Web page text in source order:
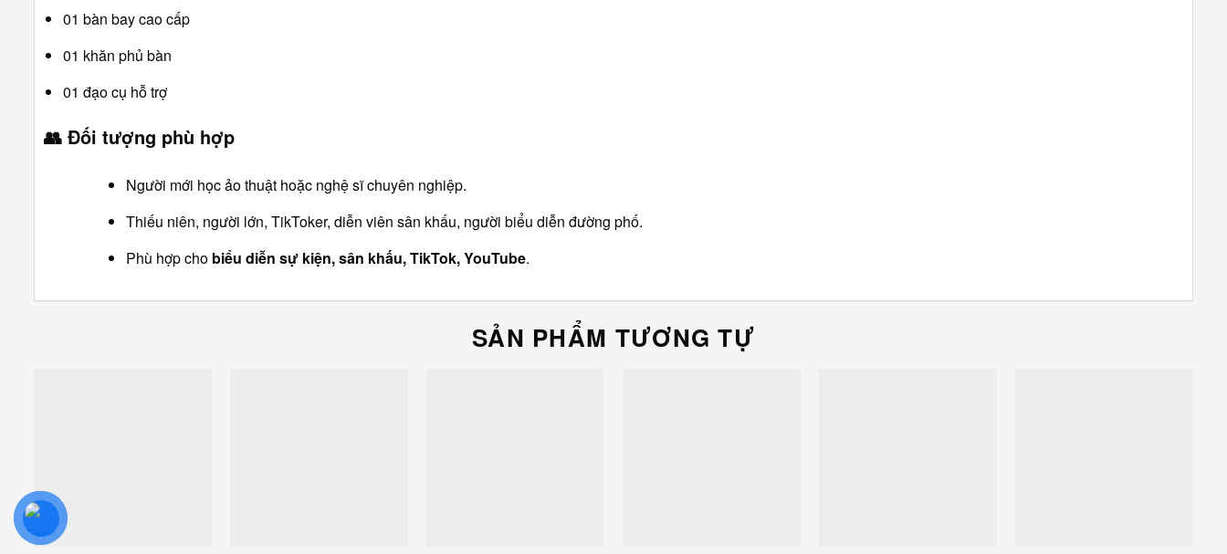
01 bàn bay cao cấp
01 khăn phủ bàn
01 đạo cụ hỗ trợ
👥 Đối tượng phù hợp
Người mới học ảo thuật hoặc nghệ sĩ chuyên nghiệp.
Thiếu niên, người lớn, TikToker, diễn viên sân khấu, người biểu diễn đường phố.
Phù hợp cho biểu diễn sự kiện, sân khấu, TikTok, YouTube.
SẢN PHẨM TƯƠNG TỰ